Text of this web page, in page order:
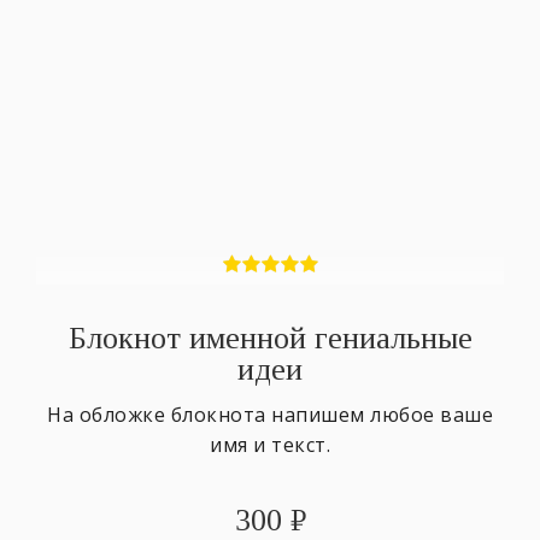
Блокнот именной гениальные
идеи
На обложке блокнота напишем любое ваше
имя и текст.
300 ₽